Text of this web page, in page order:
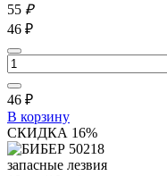
55 ₽
46 ₽
46 ₽
В корзину
СКИДКА 16%